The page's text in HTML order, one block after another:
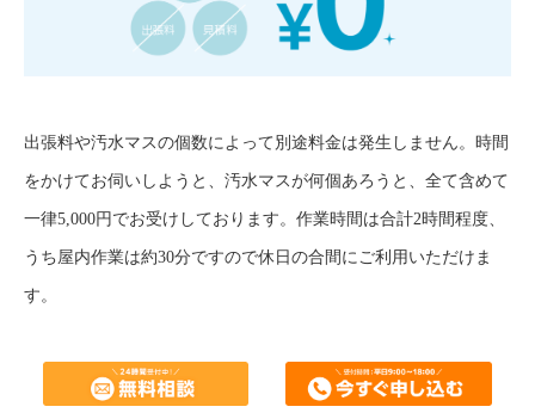
出張料や汚水マスの個数によって別途料金は発生しません。時間
をかけてお伺いしようと、汚水マスが何個あろうと、全て含めて
一律5,000円でお受けしております。作業時間は合計2時間程度、
うち屋内作業は約30分ですので休日の合間にご利用いただけま
す。